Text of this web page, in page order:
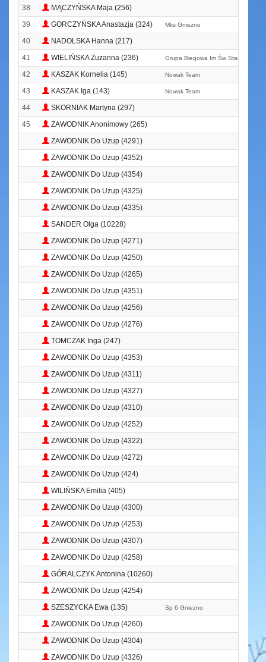
38
MĄCZYŃSKA Maja (256)
39
GORCZYŃSKA Anastazja (324) Mks Gniezno
40
NADOLSKA Hanna (217)
41
WIELIŃSKA Zuzanna (236) Grupa Biegowa Im Św Stanisława
42 KASZAK Kornelia (145) Nowak Team
43 KASZAK Iga (143) Nowak Team
44
SKORNIAK Martyna (297)
45
ZAWODNIK Anonimowy (265)
ZAWODNIK Do Uzup (4291)
ZAWODNIK Do Uzup (4352)
ZAWODNIK Do Uzup (4354)
ZAWODNIK Do Uzup (4325)
ZAWODNIK Do Uzup (4335)
SANDER Olga (10228)
ZAWODNIK Do Uzup (4271)
ZAWODNIK Do Uzup (4250)
ZAWODNIK Do Uzup (4265)
ZAWODNIK Do Uzup (4351)
ZAWODNIK Do Uzup (4256)
ZAWODNIK Do Uzup (4276)
TOMCZAK Inga (247)
ZAWODNIK Do Uzup (4353)
ZAWODNIK Do Uzup (4311)
ZAWODNIK Do Uzup (4327)
ZAWODNIK Do Uzup (4310)
ZAWODNIK Do Uzup (4252)
ZAWODNIK Do Uzup (4322)
ZAWODNIK Do Uzup (4272)
ZAWODNIK Do Uzup (424)
WILIŃSKA Emilia (405)
ZAWODNIK Do Uzup (4300)
ZAWODNIK Do Uzup (4253)
ZAWODNIK Do Uzup (4307)
ZAWODNIK Do Uzup (4258)
GÓRALCZYK Antonina (10260)
ZAWODNIK Do Uzup (4254)
SZESZYCKA Ewa (135)
Sp 6 Gniezno
ZAWODNIK Do Uzup (4260)
ZAWODNIK Do Uzup (4304)
ZAWODNIK Do Uzup (4326)